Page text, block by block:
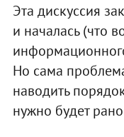
Эта дискуссия
и началась (что
Но сама
наводить
нужно будет